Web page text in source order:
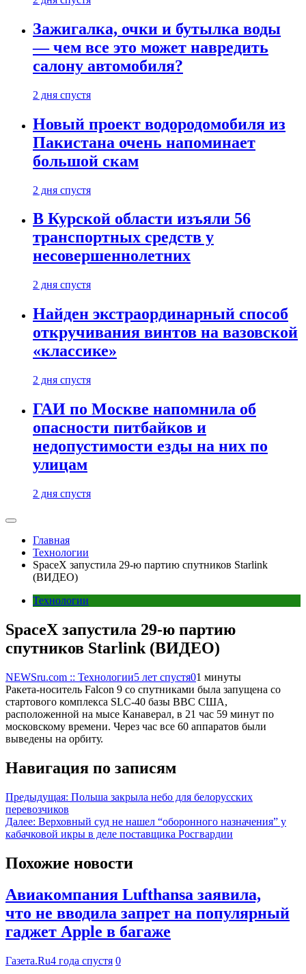
Зажигалка, очки и бутылка воды
— чем все это может навредить
салону автомобиля?
2 дня спустя
Новый проект водородомобиля из
Пакистана очень напоминает
большой скам
2 дня спустя
В Курской области изъяли 56
транспортных средств у
несовершеннолетних
2 дня спустя
Найден экстраординарный способ
откручивания винтов на вазовской
«классике»
2 дня спустя
ГАИ по Москве напомнила об
опасности питбайков и
недопустимости езды на них по
улицам
2 дня спустя
Главная
Технологии
SpaceX запустила 29-ю партию спутников Starlink
(ВИДЕО)
Технологии
SpaceX запустила 29-ю партию
спутников Starlink (ВИДЕО)
NEWSru.com :: Технологии5 лет спустя01 минуты
Ракета-носитель Falcon 9 со спутниками была запущена со
стартового комплекса SLC-40 базы ВВС США,
расположенной на мысе Канаверал, в 21 час 59 минут по
московскому времени. Через час все 60 аппаратов были
выведены на орбиту.
Навигация по записям
Предыдущая: Польша закрыла небо для белорусских
перевозчиков
Далее: Верховный суд не нашел “оборонного назначения” у
кабачковой икры в деле поставщика Росгвардии
Похожие новости
Авиакомпания Lufthansa заявила,
что не вводила запрет на популярный
гаджет Apple в багаже
Газета.Ru4 года спустя 0